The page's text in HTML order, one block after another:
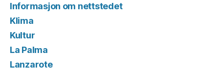
Informasjon om nettstedet
Klima
Kultur
La Palma
Lanzarote